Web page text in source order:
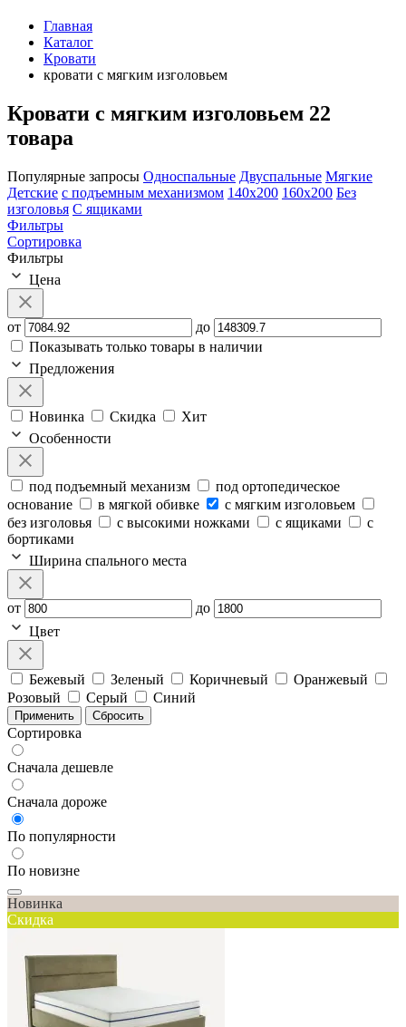
Главная
Каталог
Кровати
кровати с мягким изголовьем
Кровати с мягким изголовьем 22
товара
Популярные запросы Односпальные Двуспальные Мягкие
Детские с подъемным механизмом 140х200 160х200 Без
изголовья С ящиками
Фильтры
Сортировка
Фильтры
Цена
от
до
Показывать только товары в наличии
Предложения
Новинка Скидка
Хит
Особенности
под подъемный механизм
под ортопедическое
основание
в мягкой обивке
с мягким изголовьем
без изголовья
с высокими ножками с ящиками
с
бортиками
Ширина спального места
от
до
Цвет
Бежевый Зеленый Коричневый
Оранжевый
Розовый
Серый Синий
Применить Сбросить
Сортировка
Сначала дешевле
Сначала дороже
По популярности
По новизне
Новинка
Скидка